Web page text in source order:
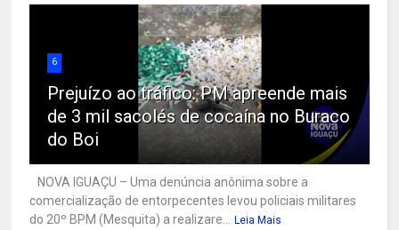
6
Prejuízo ao tráfico: PM apreende mais
de 3 mil sacolés de cocaína no Buraco
do Boi
NOVA IGUAÇU – Uma denúncia anônima sobre a
comercialização de entorpecentes levou policiais militares
do 20º BPM (Mesquita) a realizare... Leia Mais